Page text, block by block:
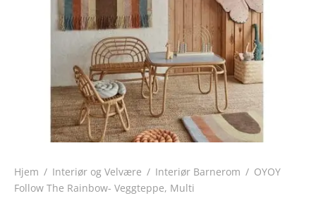
Hjem / Interiør og Velvære / Interiør Barnerom / OYOY
Follow The Rainbow- Veggteppe, Multi